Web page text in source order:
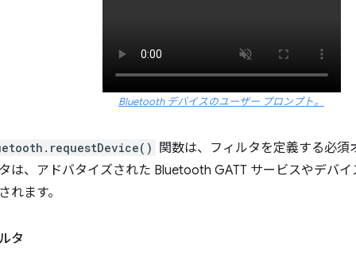
Bluetooth デバイスのユーザー プロンプト。
関数は、フィルタを定義する必
は、アドバタイズされた Bluetooth GATT サービスやデバ
れます。
タ